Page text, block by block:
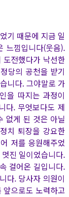
기 때문에 지금 일
느낌입니다(웃음).
전했다가 낙선한
당의 공천을 받기
니다. 그야말로 가
을 따지는 과정이
다. 무엇보다도 제
없게 된 것은 아닐
치 퇴장을 강요한
저를 응원해주었
진 일이었습니다.
걸어온 길입니다.
다. 당사자 의원이
으로도 노력하고